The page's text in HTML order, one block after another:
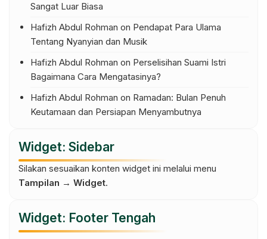
Sangat Luar Biasa
Hafizh Abdul Rohman on Pendapat Para Ulama
Tentang Nyanyian dan Musik
Hafizh Abdul Rohman on Perselisihan Suami Istri
Bagaimana Cara Mengatasinya?
Hafizh Abdul Rohman on Ramadan: Bulan Penuh
Keutamaan dan Persiapan Menyambutnya
Widget: Sidebar
Silakan sesuaikan konten widget ini melalui menu
Tampilan → Widget.
Widget: Footer Tengah